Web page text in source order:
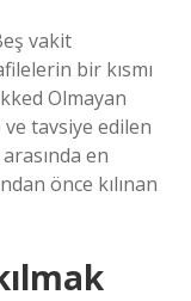
vakit
bir kısmı
Olmayan
tavsiye edilen
en
önce kılınan